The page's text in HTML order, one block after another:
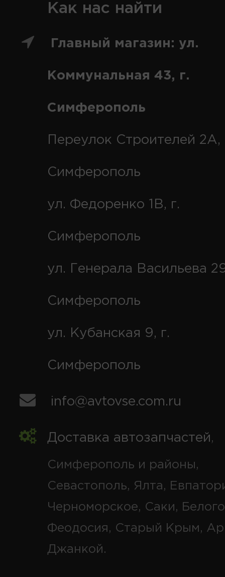
Как нас найти
Главный магазин: ул.
Коммунальная 43, г.
Симферополь
Переулок Строителей 2А,
Симферополь
ул. Федоренко 1В, г.
Симферополь
ул. Генерала Васильева
Симферополь
ул. Кубанская 9, г.
Симферополь
info@avtovse.com.ru
Доставка автозапчастей,
Симферополь и районы,
Севастополь, Ялта,
Черноморское, Саки,
Феодосия, Старый Крым,
Джанкой.